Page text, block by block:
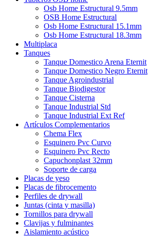
Osb Home Estructural 9.5mm
OSB Home Estructural
Osb Home Estructural 15.1mm
Osb Home Estructural 18.3mm
Multiplaca
Tanques
Tanque Domestico Arena Eternit
Tanque Domestico Negro Eternit
Tanque Agroindustrial
Tanque Biodigestor
Tanque Cisterna
Tanque Industrial Std
Tanque Industrial Ext Ref
Artículos Complementarios
Chema Flex
Esquinero Pvc Curvo
Esquinero Pvc Recto
Capuchonplast 32mm
Soporte de carga
Placas de yeso
Placas de fibrocemento
Perfiles de drywall
Juntas (cinta y masilla)
Tornillos para drywall
Clavijas y fulminantes
Aislamiento acústico